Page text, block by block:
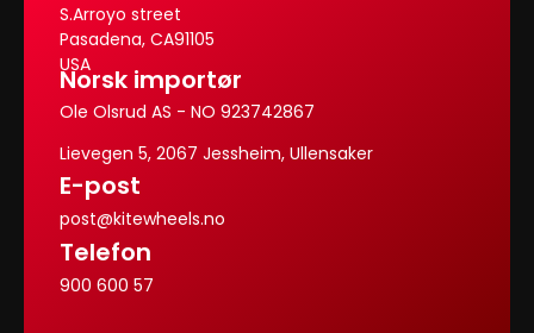
S.Arroyo street
Pasadena, CA91105
USA
Norsk importør
Ole Olsrud AS - NO 923742867
Lievegen 5, 2067 Jessheim, Ullensaker
E-post
post@kitewheels.no
Telefon
900 600 57